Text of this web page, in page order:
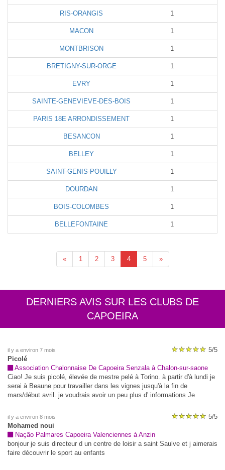
RIS-ORANGIS 1
MACON 1
MONTBRISON 1
BRETIGNY-SUR-ORGE 1
EVRY 1
SAINTE-GENEVIEVE-DES-BOIS 1
PARIS 18E ARRONDISSEMENT 1
BESANCON 1
BELLEY 1
SAINT-GENIS-POUILLY 1
DOURDAN 1
BOIS-COLOMBES 1
BELLEFONTAINE 1
« 1 2 3 4 5 »
DERNIERS AVIS SUR LES CLUBS DE
CAPOEIRA
il y a environ 7 mois
5/5
Picolé
Association Chalonnaise De Capoeira Senzala à Chalon-sur-saone
Ciao! Je suis picolé, élevée de mestre pelé à Torino. à partir d'à lundi je
serai à Beaune pour travailler dans les vignes jusqu'à la fin de
mars/début avril. je voudrais avoir un peu plus d' informations Je
il y a environ 8 mois
5/5
Mohamed noui
Nação Palmares Capoeira Valenciennes à Anzin
bonjour je suis directeur d un centre de loisir a saint Saulve et j aimerais
faire découvrir le sport au enfants